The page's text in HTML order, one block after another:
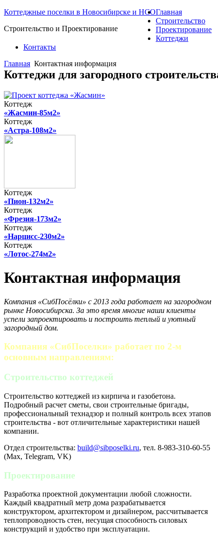
Коттеджные поселки в Новосибирске и НСО
Строительство и Проектирование
Главная
Строительство
Проектирование
Коттеджи
Контакты
Главная Контактная информация
Коттеджи для загородного
Коттедж
«Жасмин-85м2»
Коттедж
«Астра-108м2»
Коттедж
«Пион-132м2»
Коттедж
«Фрезия-173м2»
Коттедж
«Нарцисс-230м2»
Коттедж
«Лотос-274м2»
Контактная информация
Компания «СибПосёлки» с 2013 года работает на загородном
рынке Новосибирска. За это время многие наши клиенты
успели запроектировать и построить теплый и уютный
загородный дом.
Компания «СибПоселки» работает по 2-м
основным направлениям:
Строительство коттеджей
Строительство коттеджей из кирпича и газобетона.
Подробный расчет сметы, свои строительные бригады,
профессиональный технадзор и полный контроль всех этапов
строительства - вот отличительные характеристики нашей
компании.
Отдел строительства: build@sibposelki.ru, тел. 8-983-310-60-55
(Max, Telegram, VK)
Проектирование
Разработка проектной документации любой сложности.
Каждый квадратный метр дома разрабатывается
конструктором, архитектором и дизайнером, рассчитывается
теплопроводность стен, несущая способность силовых
конструкций и удобство при эксплуатации.